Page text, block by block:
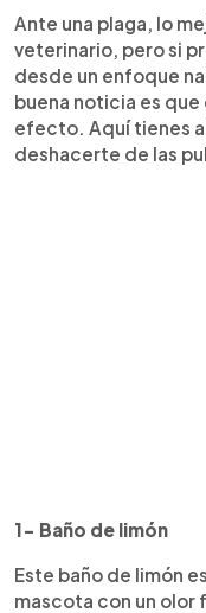
Ante una plaga, lo
veterinario, pero si
desde un enfoque
buena noticia es
efecto. Aquí tienes
deshacerte de las
1- Baño de limón
Este baño de limón
mascota con un olor